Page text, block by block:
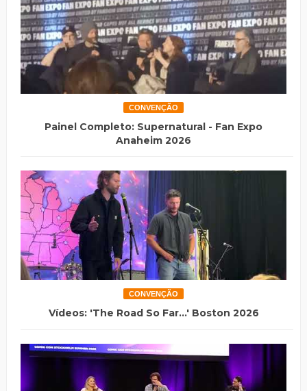
CONVENÇÃO
Painel Completo: Supernatural - Fan Expo
Anaheim 2026
CONVENÇÃO
Vídeos: 'The Road So Far...' Boston 2026